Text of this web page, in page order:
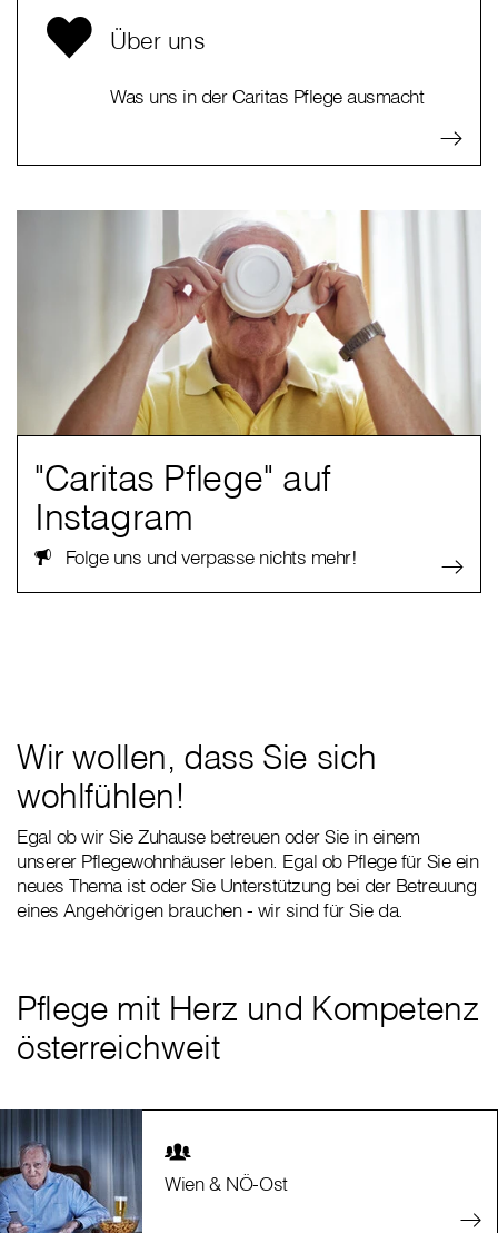
Über uns
Was uns in der Caritas Pflege ausmacht
"Caritas Pflege" auf
Instagram
Folge uns und verpasse nichts mehr!
Wir wollen, dass Sie sich
wohlfühlen!
Egal ob wir Sie Zuhause betreuen oder Sie in einem
unserer Pflegewohnhäuser leben. Egal ob Pflege für Sie ein
neues Thema ist oder Sie Unterstützung bei der Betreuung
eines Angehörigen brauchen - wir sind für Sie da.
Pflege mit Herz und Kompetenz
österreichweit
Wien & NÖ-Ost